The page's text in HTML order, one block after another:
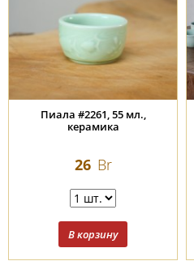
Пиала #2261, 55 мл.,
керамика
26 Br